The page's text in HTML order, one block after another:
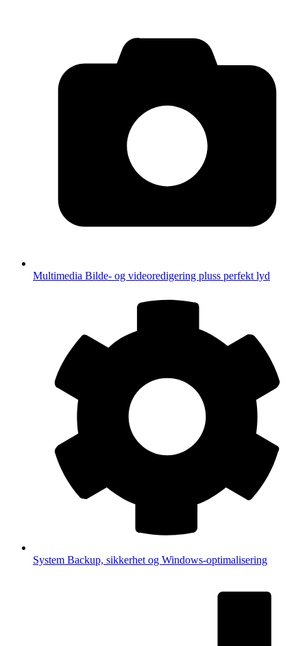
Multimedia Bilde- og videoredigering pluss perfekt lyd
System Backup, sikkerhet og Windows-optimalisering